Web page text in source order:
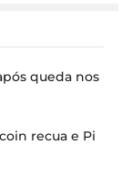
queda nos
recua e Pi